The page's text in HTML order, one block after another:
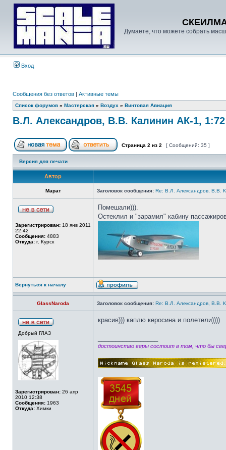
Думаете, что можете собрать
Вход
Сообщения без ответов | Активные темы
Список форумов » Мастерская » Воздух » Винтовая Авиация
В.Л. Александров, В.В. Калинин АК-1,
Страница 2 из 2 [ Сообщений: 35 ]
Версия для печати
Автор
Марат Заголовок сообщения: Re: В.Л. Александров, В.В.
Зарегистрирован: 18 янв 2011
22:42
Сообщения: 4883
Откуда: г. Курск
Помешали))).
Остеклил и "зарамил" кабину
Вернуться к началу
GlassNaroda Заголовок сообщения: Re: В.Л. Александров, В.В.
Добрый ГЛАЗ
Зарегистрирован: 26 апр
2010 12:38
Сообщения: 1963
Откуда: Химки
красив))) каплю керосина и полетели))))
достоинство веры состоит в том, что бы